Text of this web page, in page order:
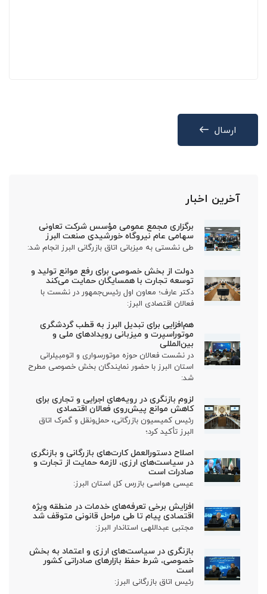
ارسال
آخرین اخبار
برگزاری مجمع عمومی مؤسس شرکت تعاونی
سهامی عام نیروگاه خورشیدی صنعت البرز
طی نشستی به میزبانی اتاق بازرگانی البرز انجام شد:
دولت از بخش خصوصی برای رفع موانع تولید و
توسعه تجارت با همسایگان حمایت می‌کند
دکتر عارف؛ معاون اول رئیس‌جمهور در نشست با
فعالان اقتصادی البرز:
هم‌افزایی برای تبدیل البرز به قطب گردشگری
موتوراسپرت و میزبانی رویدادهای ملی و
بین‌المللی
در نشست فعالان حوزه موتورسواری و اتومبیلرانی
استان البرز با حضور نمایندگان بخش خصوصی مطرح
شد:
لزوم بازنگری در رویه‌های اجرایی و تجاری برای
کاهش موانع پیش‌روی فعالان اقتصادی
رئیس کمیسیون بازرگانی، حمل‌ونقل و گمرک اتاق
البرز تأکید کرد؛
اصلاح دستورالعمل کارت‌های بازرگانی و بازنگری
در سیاست‌های ارزی، لازمه حمایت از تجارت و
صادرات است
عیسی هواسی بازرس کل استان البرز:
افزایش برخی تعرفه‌های خدمات در منطقه ویژه
اقتصادی پیام تا طی مراحل قانونی متوقف شد
مجتبی عبداللهی استاندار البرز:
بازنگری در سیاست‌های ارزی و اعتماد به بخش
خصوصی، شرط حفظ بازارهای صادراتی کشور
است
رئیس اتاق بازرگانی البرز: